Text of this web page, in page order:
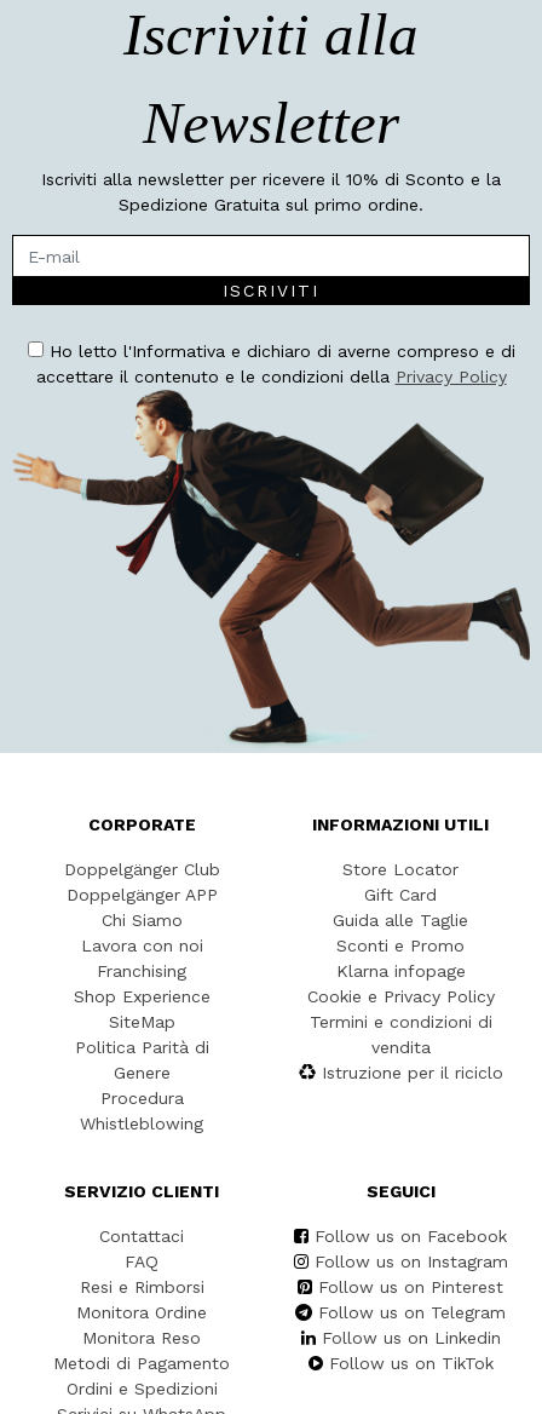
Iscriviti alla
Newsletter
Iscriviti alla newsletter per ricevere il 10% di Sconto e la
Spedizione Gratuita sul primo ordine.
ISCRIVITI
Ho letto l'Informativa e dichiaro di averne compreso e di
accettare il contenuto e le condizioni della Privacy Policy
CORPORATE
Doppelgänger Club
Doppelgänger APP
Chi Siamo
Lavora con noi
Franchising
Shop Experience
SiteMap
Politica Parità di
Genere
Procedura
Whistleblowing
INFORMAZIONI UTILI
Store Locator
Gift Card
Guida alle Taglie
Sconti e Promo
Klarna infopage
Cookie e Privacy Policy
Termini e condizioni di
vendita
Istruzione per il riciclo
SERVIZIO CLIENTI
Contattaci
FAQ
Resi e Rimborsi
Monitora Ordine
Monitora Reso
Metodi di Pagamento
Ordini e Spedizioni
SEGUICI
Follow us on Facebook
Follow us on Instagram
Follow us on Pinterest
Follow us on Telegram
Follow us on Linkedin
Follow us on TikTok